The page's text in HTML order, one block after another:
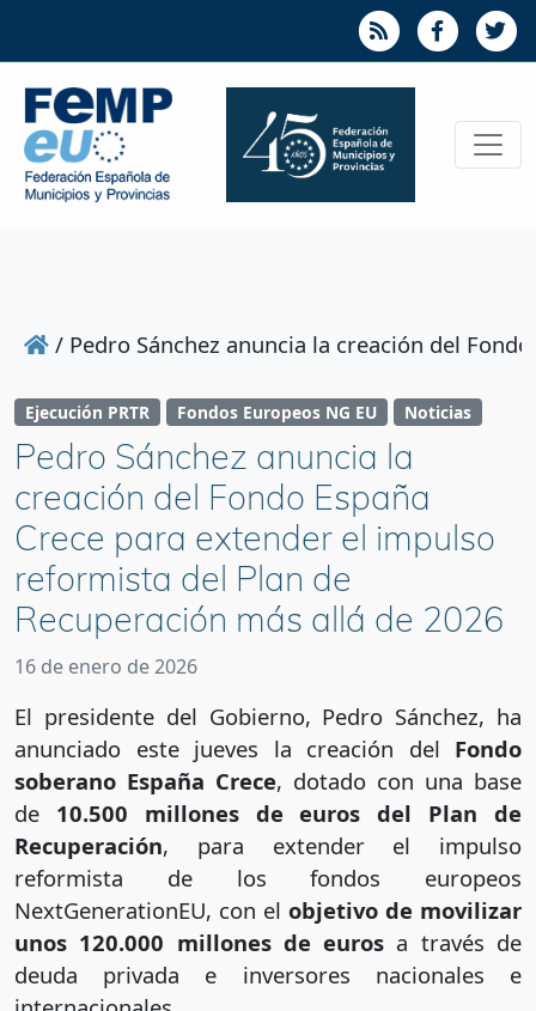
/ Pedro Sánchez anuncia la creación del
Ejecución PRTR Fondos Europeos NG EU Noticias
Pedro Sánchez anuncia la
creación del Fondo España
Crece para extender el impulso
reformista del Plan de
Recuperación más allá de 2026
16 de enero de 2026
El presidente del Gobierno, Pedro Sánchez, ha
anunciado este jueves la creación del Fondo
soberano España Crece, dotado con una base
de 10.500 millones de euros del Plan de
Recuperación, para extender el impulso
reformista de los fondos europeos
NextGenerationEU, con el objetivo de movilizar
unos 120.000 millones de euros a través de
deuda privada e inversores nacionales e